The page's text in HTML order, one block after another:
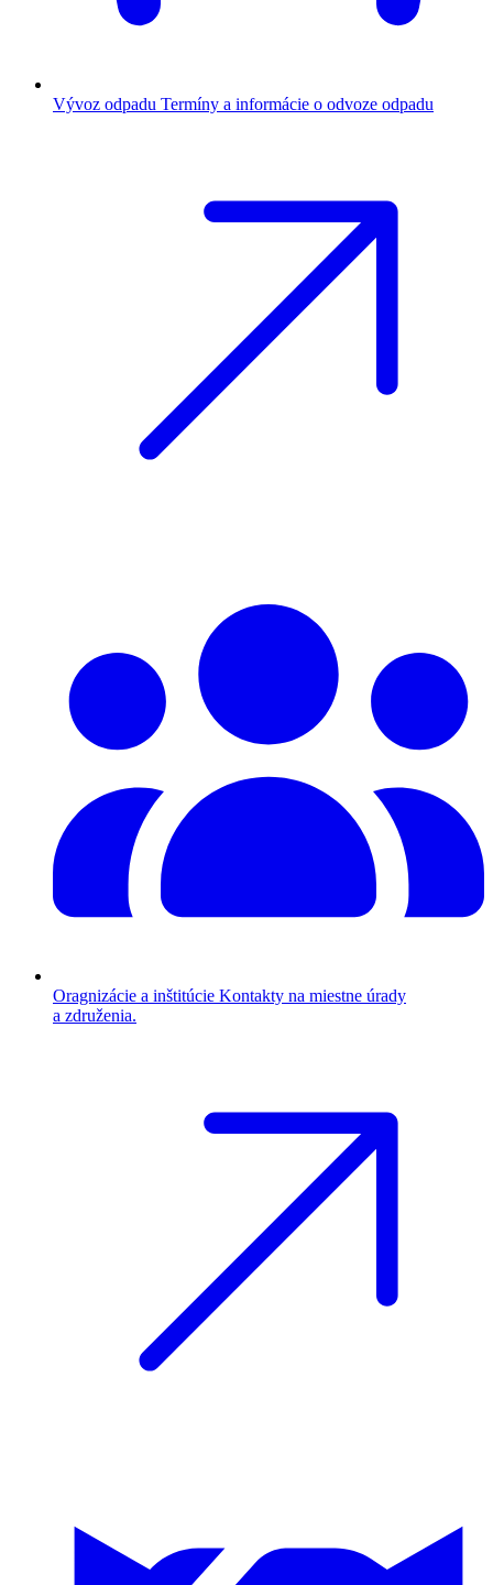
Vývoz odpadu Termíny a informácie o odvoze odpadu
Oragnizácie a inštitúcie Kontakty na miestne úrady
a združenia.